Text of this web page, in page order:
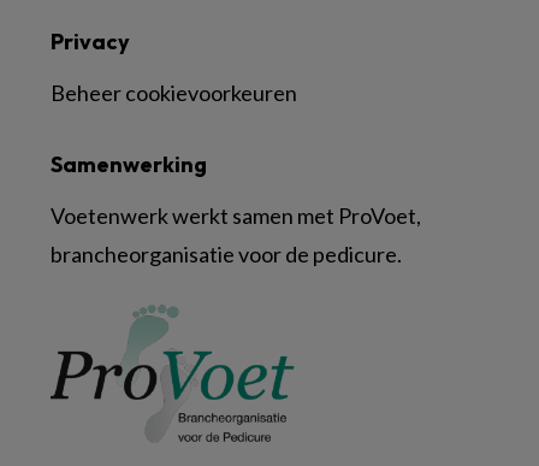
Samenwerking
Voetenwerk werkt samen met ProVoet,
brancheorganisatie voor de pedicure.
Privacy
Beheer cookievoorkeuren